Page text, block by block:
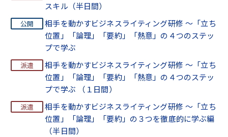
スキル（半日間）
相手を動かすビジネスライティング研修 ～「立ち
位置」「論理」「要約」「熱意」の４つのステッ
プで学ぶ
相手を動かすビジネスライティング研修 ～「立ち
位置」「論理」「要約」「熱意」の４つのステッ
プで学ぶ （１日間）
相手を動かすビジネスライティング研修 ～「立ち
位置」「論理」「要約」の３つを徹底的に学ぶ編
（半日間）